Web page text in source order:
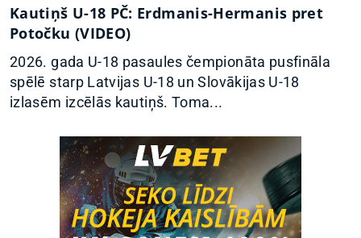
Kautiņš U-18 PČ: Erdmanis-Hermanis pret
Potočku (VIDEO)
2026. gada U-18 pasaules čempionāta pusfināla
spēlē starp Latvijas U-18 un Slovākijas U-18
izlasēm izcēlās kautiņš. Toma...